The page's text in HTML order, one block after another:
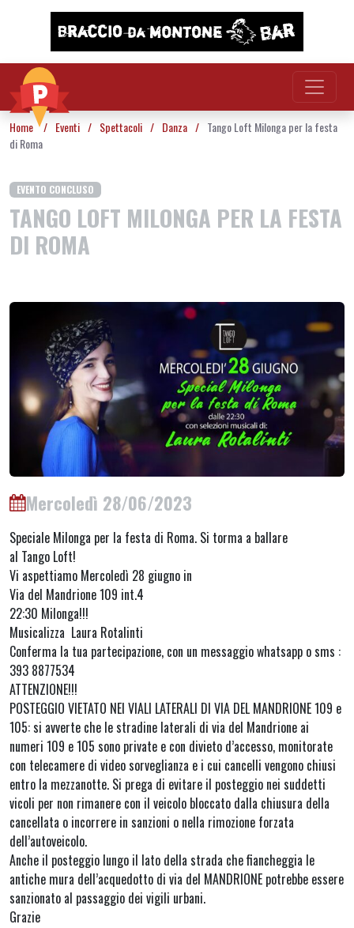
Vai al contenuto
Home / Eventi / Spettacoli / Danza / Tango Loft Milonga per la festa
di Roma
EVENTO CONCLUSO
TANGO LOFT MILONGA PER LA FESTA
DI ROMA
Mercoledì 28/06/2023
Speciale Milonga per la festa di Roma. Si torma a ballare
al Tango Loft!
Vi aspettiamo Mercoledì 28 giugno in
Via del Mandrione 109 int.4
22:30 Milonga!!!
Musicalizza Laura Rotalinti
Conferma la tua partecipazione, con un messaggio whatsapp o sms :
393 8877534
ATTENZIONE!!!
POSTEGGIO VIETATO NEI VIALI LATERALI DI VIA DEL MANDRIONE 109 e
105: si avverte che le stradine laterali di via del Mandrione ai
numeri 109 e 105 sono private e con divieto d’accesso, monitorate
con telecamere di video sorveglianza e i cui cancelli vengono chiusi
entro la mezzanotte. Si prega di evitare il posteggio nei suddetti
vicoli per non rimanere con il veicolo bloccato dalla chiusura della
cancellata o incorrere in sanzioni o nella rimozione forzata
dell’autoveicolo.
Anche il posteggio lungo il lato della strada che fiancheggia le
antiche mura dell’acquedotto di via del MANDRIONE potrebbe essere
sanzionato al passaggio dei vigili urbani.
Grazie